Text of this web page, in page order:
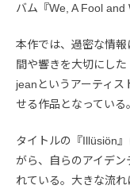
バム『We, A Fool and
本作では、過密な情
間や響きを大切にし
jeanというアーティス
せる作品となっている。
タイトルの『Illüsiön
がら、自らのアイデ
れている。大きな流